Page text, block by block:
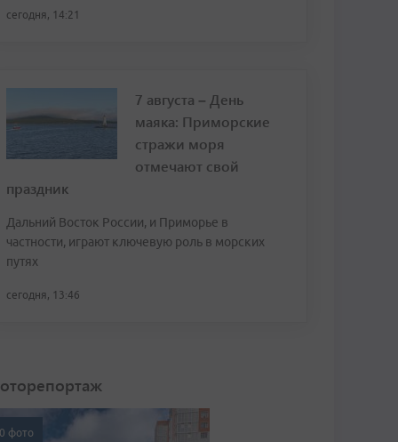
сегодня, 14:21
7 августа – День
маяка: Приморские
стражи моря
отмечают свой
праздник
Дальний Восток России, и Приморье в
частности, играют ключевую роль в морских
путях
сегодня, 13:46
фото